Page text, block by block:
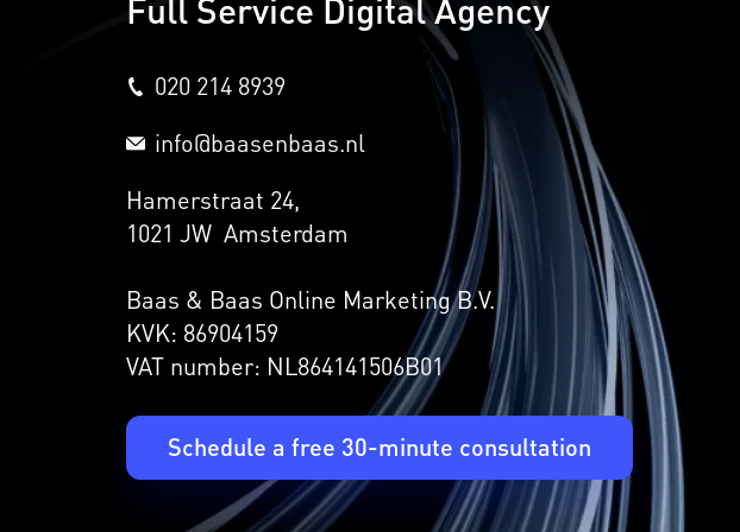
Full Service Digital Agency
020 214 8939
info@baasenbaas.nl
Hamerstraat 24,
1021 JW Amsterdam
Baas & Baas Online Marketing B.V.
KVK: 86904159
VAT number: NL864141506B01
Schedule a free 30-minute consultation